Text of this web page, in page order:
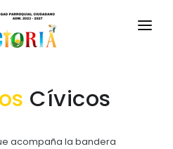
Cívicos
acompaña la bandera